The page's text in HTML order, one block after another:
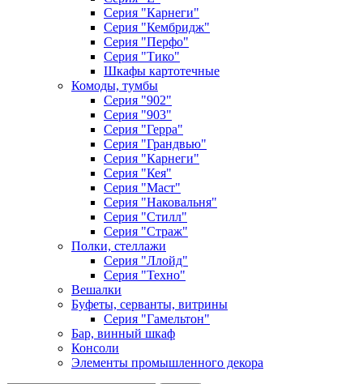
Серия "Карнеги"
Серия "Кембридж"
Серия "Перфо"
Серия "Тико"
Шкафы картотечные
Комоды, тумбы
Серия "902"
Серия "903"
Серия "Герра"
Серия "Грандвью"
Серия "Карнеги"
Серия "Кея"
Серия "Маст"
Серия "Наковальня"
Серия "Стилл"
Серия "Страж"
Полки, стеллажи
Серия "Ллойд"
Серия "Техно"
Вешалки
Буфеты, серванты, витрины
Серия "Гамельтон"
Бар, винный шкаф
Консоли
Элементы промышленного декора